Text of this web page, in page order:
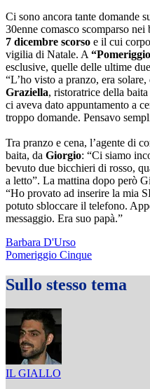
Ci sono ancora tante domande
30enne comasco scomparso nei
7 dicembre scorso e il cui
vigilia di Natale. A
esclusive, quelle delle ultime
“L’ho visto a pranzo, era
Graziella, ristoratrice della
ci aveva dato appuntamento a
troppo domande. Pensavo
Tra pranzo e cena, l’agente di
baita, da Giorgio: “Ci siamo
bevuto due bicchieri di rosso,
a letto”. La mattina dopo però
“Ho provato ad inserire la mia
potuto sbloccare il telefono.
messaggio. Era suo papà.”
Barbara D'Urso
Pomeriggio Cinque
Sullo stesso tema
IL GIALLO